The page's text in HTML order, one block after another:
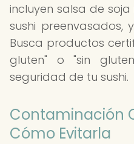
incluyen salsa de
sushi preenvasados,
Busca productos
gluten" o "sin
seguridad de tu sushi.
Contaminación
Cómo Evitarla